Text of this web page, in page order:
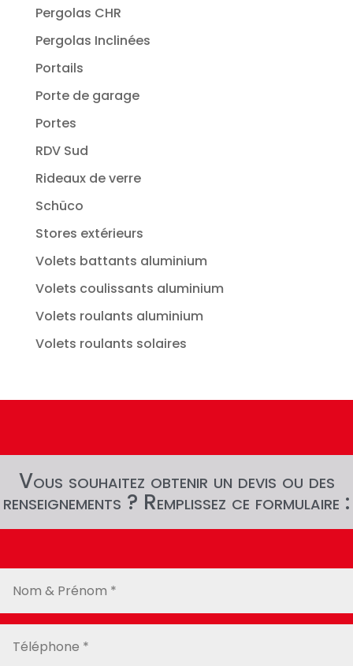
Pergolas CHR
Pergolas Inclinées
Portails
Porte de garage
Portes
RDV Sud
Rideaux de verre
Schüco
Stores extérieurs
Volets battants aluminium
Volets coulissants aluminium
Volets roulants aluminium
Volets roulants solaires
Vous souhaitez obtenir un devis ou des
renseignements ? Remplissez ce formulaire :